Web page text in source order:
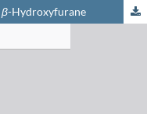
β-Hydroxyfurane